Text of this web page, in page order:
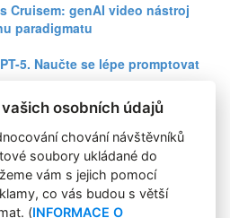
Cruisem: genAI video nástroj
paradigmatu
5. Naučte se lépe promptovat
největší potenciál pro
pro tvorbu obrázků
mezi spotřebiteli při online
osobních údajů
chování návštěvníků
soubory ukládané do
vám s jejich pomocí
co vás budou s větší
(INFORMACE O